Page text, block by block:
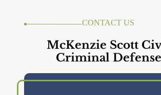
CONTACT US
McKenzie Scott
Criminal